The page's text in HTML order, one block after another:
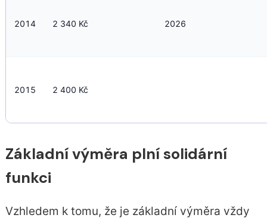
2014 2 340 Kč 2026
2015 2 400 Kč
Základní výměra plní solidární
funkci
Vzhledem k tomu, že je základní výměra vždy